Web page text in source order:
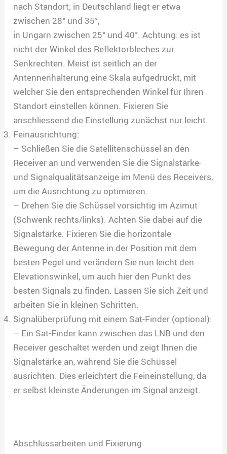
nach Standort; in Deutschland liegt er etwa
zwischen 28° und 35°,
in Ungarn zwischen 25° und 40°. Achtung: es ist
nicht der Winkel des Reflektorbleches zur
Senkrechten. Meist ist seitlich an der
Antennenhalterung eine Skala aufgedruckt, mit
welcher Sie den entsprechenden Winkel für Ihren
Standort einstellen können. Fixieren Sie
anschliessend die Einstellung zunächst nur leicht.
Feinausrichtung:
– Schließen Sie die Satellitenschüssel an den
Receiver an und verwenden Sie die Signalstärke-
und Signalqualitätsanzeige im Menü des Receivers,
um die Ausrichtung zu optimieren.
– Drehen Sie die Schüssel vorsichtig im Azimut
(Schwenk rechts/links). Achten Sie dabei auf die
Signalstärke. Fixieren Sie die horizontale
Bewegung der Antenne in der Position mit dem
besten Pegel und verändern Sie nun leicht den
Elevationswinkel, um auch hier den Punkt des
besten Signals zu finden. Lassen Sie sich Zeit und
arbeiten Sie in kleinen Schritten.
Signalüberprüfung mit einem Sat-Finder (optional):
– Ein Sat-Finder kann zwischen das LNB und den
Receiver geschaltet werden und zeigt Ihnen die
Signalstärke an, während Sie die Schüssel
ausrichten. Dies erleichtert die Feineinstellung, da
er selbst kleinste Änderungen im Signal anzeigt.
Abschlussarbeiten und Fixierung